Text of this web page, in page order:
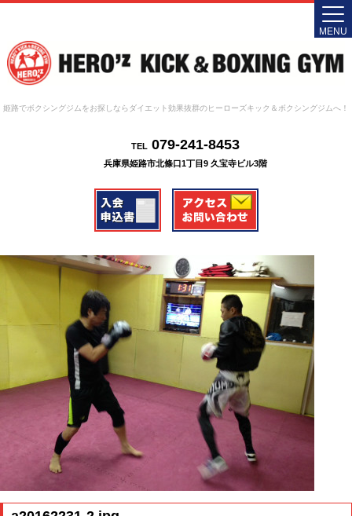
姫路でボクシングジムをお探しならダイエット効果抜群のヒーローズキック＆ボクシングジムへ！
TEL079-241-8453
兵庫県姫路市北條口1丁目9 久宝寺ビル3階
MENU